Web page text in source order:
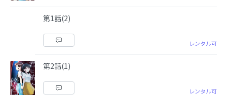
第1話(2)
レンタル可
第2話(1)
レンタル可